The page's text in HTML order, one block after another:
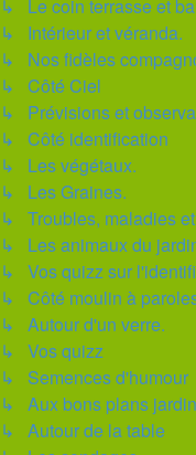
↳ Le coin terrasse et
↳ Intérieur et véranda.
↳ Nos fidèles
↳ Côté Ciel
↳ Prévisions et
↳ Côté identification
↳ Les végétaux.
↳ Les Graines.
↳ Troubles, maladies
↳ Les animaux du
↳ Vos quizz sur
↳ Côté moulin à
↳ Autour d'un verre.
↳ Vos quizz
↳ Semences d'humour
↳ Aux bons plans
↳ Autour de la table